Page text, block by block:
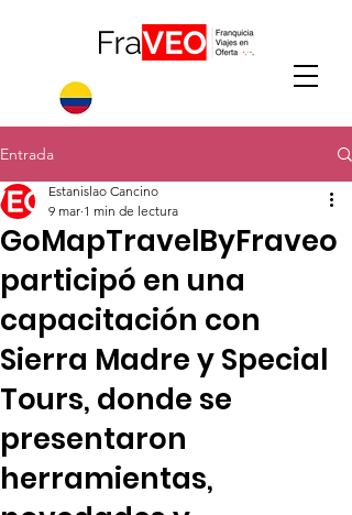
Entrada
GoMapTravelByFraveo
participó en una
capacitación con
Sierra Madre y Special
Tours, donde se
presentaron
herramientas,
Estanislao Cancino
9 mar 1 min de lectura